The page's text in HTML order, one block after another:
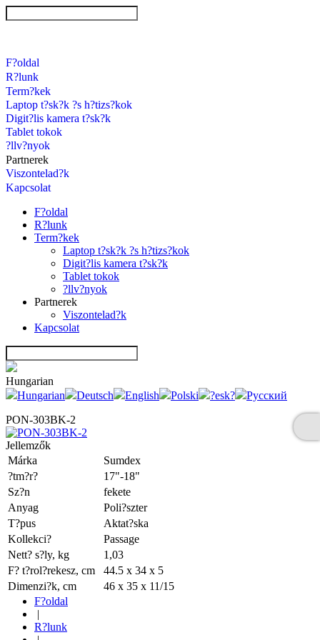
F?oldal
R?lunk
Term?kek
Laptop t?sk?k ?s h?tizs?kok
Digit?lis kamera t?sk?k
Tablet tokok
?llv?nyok
Partnerek
Viszontelad?k
Kapcsolat
F?oldal
R?lunk
Term?kek
Laptop t?sk?k ?s h?tizs?kok
Digit?lis kamera t?sk?k
Tablet tokok
?llv?nyok
Partnerek
Viszontelad?k
Kapcsolat
Hungarian
Hungarian
Deutsch English Polski ?esk?
Русский
PON-303BK-2
Jellemzők
Márka
Sumdex
?tm?r?
17"-18"
Sz?n
fekete
Anyag
Poli?szter
T?pus
Aktat?ska
Kollekci?
Passage
Nett? s?ly, kg
1,03
F? t?rol?rekesz, cm
44.5 x 34 x 5
Dimenzi?k, cm
46 x 35 x 11/15
F?oldal
|
R?lunk